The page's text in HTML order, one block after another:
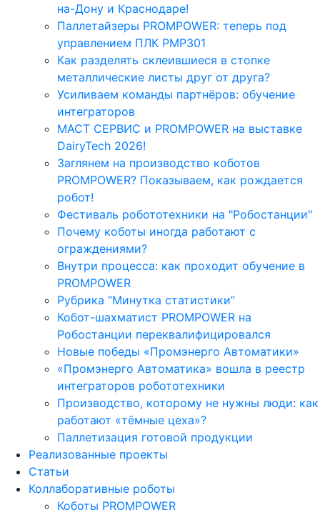
на-Дону и Краснодаре!
Паллетайзеры PROMPOWER: теперь под
управлением ПЛК PMP301
Как разделять склеившиеся в стопке
металлические листы друг от друга?
Усиливаем команды партнёров: обучение
интеграторов
МАСТ СЕРВИС и PROMPOWER на выставке
DairyTech 2026!
Заглянем на производство коботов
PROMPOWER? Показываем, как рождается
робот!
Фестиваль робототехники на "Робостанции"
Почему коботы иногда работают с
ограждениями?
Внутри процесса: как проходит обучение в
PROMPOWER
Рубрика “Минутка статистики”
Кобот-шахматист PROMPOWER на
Робостанции переквалифицировался
Новые победы «Промэнерго Автоматики»
«Промэнерго Автоматика» вошла в реестр
интеграторов робототехники
Производство, которому не нужны люди: как
работают «тёмные цеха»?
Паллетизация готовой продукции
Реализованные проекты
Статьи
Коллаборативные роботы
Коботы PROMPOWER